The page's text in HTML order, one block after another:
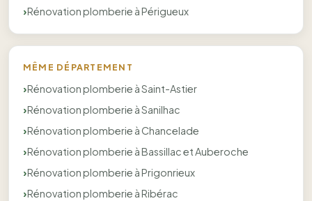
Rénovation plomberie à Périgueux
MÊME DÉPARTEMENT
Rénovation plomberie à Saint-Astier
Rénovation plomberie à Sanilhac
Rénovation plomberie à Chancelade
Rénovation plomberie à Bassillac et Auberoche
Rénovation plomberie à Prigonrieux
Rénovation plomberie à Ribérac